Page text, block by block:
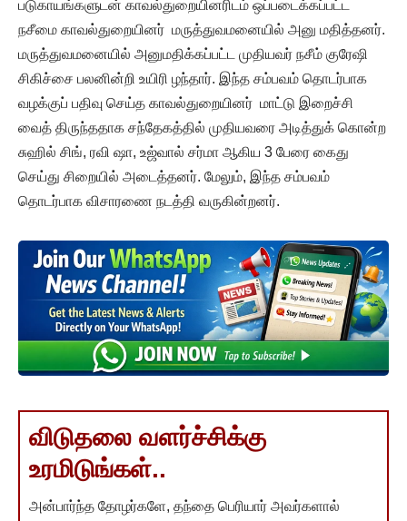
படுகாயங்களுடன் காவல்துறையினரிடம் ஒப்படைக்கப்பட்ட
நசீமை காவல்துறையினர் மருத்துவமனையில் அனு மதித்தனர்.
மருத்துவமனையில் அனுமதிக்கப்பட்ட முதியவர் நசீம் குரேஷி
சிகிச்சை பலனின்றி உயிரி ழந்தார். இந்த சம்பவம் தொடர்பாக
வழக்குப் பதிவு செய்த காவல்துறையினர் மாட்டு இறைச்சி
வைத் திருந்ததாக சந்தேகத்தில் முதியவரை அடித்துக் கொன்ற
சுஹில் சிங், ரவி ஷா, உஜ்வால் சர்மா ஆகிய 3 பேரை கைது
செய்து சிறையில் அடைத்தனர். மேலும், இந்த சம்பவம்
தொடர்பாக விசாரணை நடத்தி வருகின்றனர்.
விடுதலை வளர்ச்சிக்கு
உரமிடுங்கள்..
அன்பார்ந்த தோழர்களே, தந்தை பெரியார் அவர்களால்